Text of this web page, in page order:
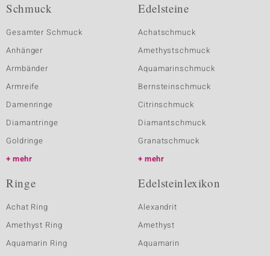
Schmuck
Gesamter Schmuck
Anhänger
Armbänder
Armreife
Damenringe
Diamantringe
Goldringe
mehr
Edelsteine
Achatschmuck
Amethystschmuck
Aquamarinschmuck
Bernsteinschmuck
Citrinschmuck
Diamantschmuck
Granatschmuck
mehr
Ringe
Achat Ring
Amethyst Ring
Aquamarin Ring
Edelsteinlexikon
Alexandrit
Amethyst
Aquamarin